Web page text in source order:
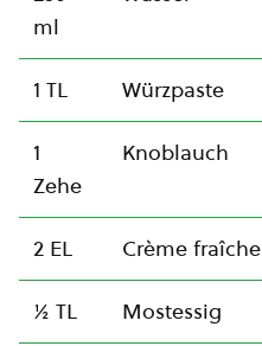
ml
1 TL Würzpaste
1
Zehe
Knoblauch
2 EL Crème fraîche
½ TL Mostessig